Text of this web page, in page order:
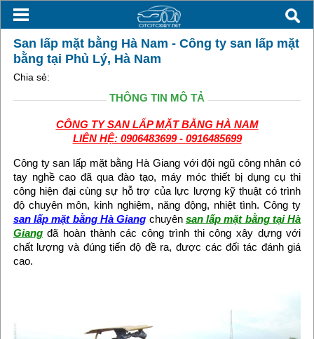
San lấp mặt bằng Hà Nam - Công ty san lấp mặt
bằng tại Phủ Lý, Hà Nam
Chia sẻ:
THÔNG TIN MÔ TẢ
CÔNG TY SAN LẤP MẶT BẰNG HÀ NAM
LIÊN HỆ: 0906483699 - 0916485699
Công ty san lấp mặt bằng Hà Giang với đội ngũ công nhân có
tay nghề cao đã qua đào tạo, máy móc thiết bị dụng cụ thi
công hiện đại cùng sự hỗ trợ của lực lượng kỹ thuật có trình
độ chuyên môn, kinh nghiệm, năng động, nhiệt tình. Công ty
san lấp mặt bằng Hà Giang chuyên san lấp mặt bằng tại Hà
Giangđã hoàn thành các công trình thi công xây dựng với
chất lượng và đúng tiến độ đề ra, được các đối tác đánh giá
cao.